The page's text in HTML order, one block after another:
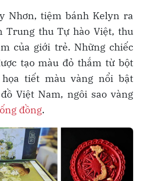
Nhơn, tiệm bánh Kelyn ra
Trung thu Tự hào Việt, thu
của giới trẻ. Những chiếc
tạo màu đỏ thắm từ bột
tiết màu vàng nổi bật
Việt Nam, ngôi sao vàng
đồng.